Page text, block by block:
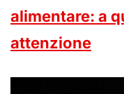
alimentare: a
attenzione